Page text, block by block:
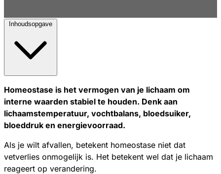
Inhoudsopgave
Homeostase is het vermogen van je lichaam om
interne waarden stabiel te houden. Denk aan
lichaamstemperatuur, vochtbalans, bloedsuiker,
bloeddruk en energievoorraad.
Als je wilt afvallen, betekent homeostase niet dat
vetverlies onmogelijk is. Het betekent wel dat je lichaam
reageert op verandering.